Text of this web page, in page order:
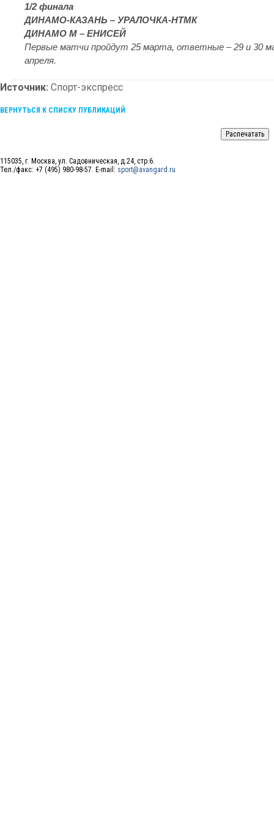
1/2 финала
ДИНАМО-КАЗАНЬ – УРАЛОЧКА-НТМК
ДИНАМО М – ЕНИСЕЙ
Первые матчи пройдут 25 марта, ответные – 29 и 30
апреля.
Источник: Спорт-экспресс
ВЕРНУТЬСЯ К СПИСКУ ПУБЛИКАЦИЙ
115035, г. Москва, ул. Садовническая, д.24, стр.6.
Тел./факс: +7 (495) 980-98-57. E-mail: sport@avangard.ru